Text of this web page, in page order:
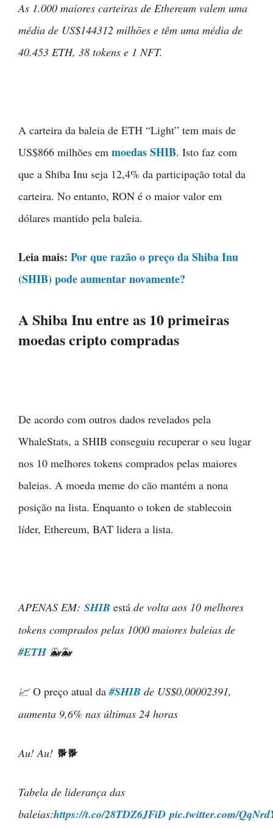
As 1.000 maiores carteiras de Ethereum valem uma
média de US$144312 milhões e têm uma média de
40.453 ETH, 38 tokens e 1 NFT.
A carteira da baleia de ETH “Light” tem mais de
US$866 milhões em moedas SHIB. Isto faz com
que a Shiba Inu seja 12,4% da participação total da
carteira. No entanto, RON é o maior valor em
dólares mantido pela baleia.
Leia mais: Por que razão o preço da Shiba Inu
(SHIB) pode aumentar novamente?
A Shiba Inu entre as 10 primeiras
moedas cripto compradas
De acordo com outros dados revelados pela
WhaleStats, a SHIB conseguiu recuperar o seu lugar
nos 10 melhores tokens comprados pelas maiores
baleias. A moeda meme do cão mantém a nona
posição na lista. Enquanto o token de stablecoin
líder, Ethereum, BAT lidera a lista.
APENAS EM: SHIB está de volta aos 10 melhores
tokens comprados pelas 1000 maiores baleias de
#ETH 🐳🐳
📈 O preço atual da#SHIB de US$0,00002391,
aumenta 9,6% nas últimas 24 horas
Au! Au! 🐕🐕
Tabela de liderança das
baleias:https://t.co/28TDZ6JFiD pic.twitter.com/